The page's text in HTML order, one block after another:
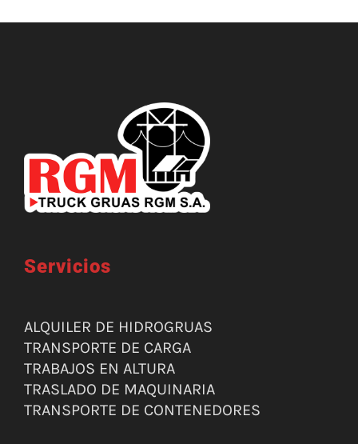
Servicios
ALQUILER DE HIDROGRUAS
TRANSPORTE DE CARGA
TRABAJOS EN ALTURA
TRASLADO DE MAQUINARIA
TRANSPORTE DE CONTENEDORES